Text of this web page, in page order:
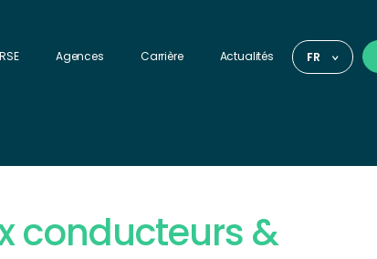
Agences Carrière Actualités FR
conducteurs &